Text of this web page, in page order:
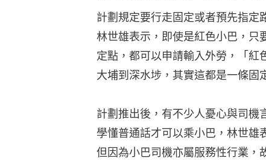
計劃規定要行走固定或者預先指定
林世雄表示，即使是紅色小巴，只
定點，都可以申請輸入外勞，「紅
大埔到深水埗，其實這都是一條固
計劃推出後，有不少人憂心與司機
學懂普通話才可以乘小巴，林世雄
但因為小巴司機亦屬服務性行業，